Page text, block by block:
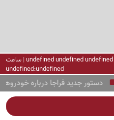
undefined undefined undefined undefined | ساعت
undefined:undefined
دستور جدید فراجا درباره خودروهای